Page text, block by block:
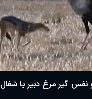
نفس گیر مرغ دبیر با شغال